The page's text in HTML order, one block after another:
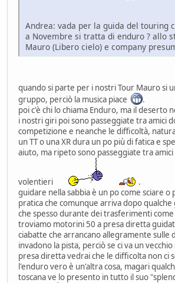
Andrea: vada per la guida del touring
a Novembre si tratta di enduro ? allo
Mauro (Libero cielo) e company
quando si parte per i nostri Tour Mauro si
gruppo, perciò la musica piace
.
poi c'è chi lo chiama Enduro, ma il deserto
i nostri giri poi sono passeggiate tra amici
competizione e neanche le difficoltà,
un TT o una XR dura un po più di fatica e
aiuto, ma ripeto sono passeggiate tra
volentieri
.
guidare nella sabbia è un po come sciare
pratica che comunque arriva dopo
che spesso durante dei trasferimenti
troviamo motorini 50 a presa diretta
ciabatte che arrancano allegramente sulle
invadono la pista, perciò se ci va un
presa diretta vedrai che le difficolta non ci
l'enduro vero è un'altra cosa, magari
toscana ve lo presento in tutto il suo